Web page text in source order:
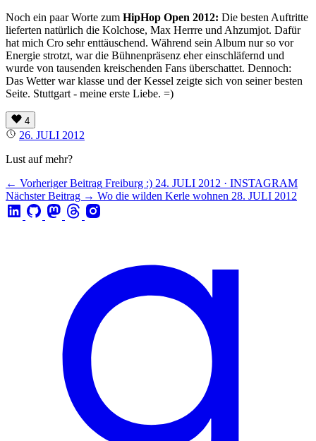
Noch ein paar Worte zum HipHop Open 2012: Die besten Auftritte
lieferten natürlich die Kolchose, Max Herrre und Ahzumjot. Dafür
hat mich Cro sehr enttäuschend. Während sein Album nur so vor
Energie strotzt, war die Bühnenpräsenz eher einschläfernd und
wurde von tausenden kreischenden Fans überschattet. Dennoch:
Das Wetter war klasse und der Kessel zeigte sich von seiner besten
Seite. Stuttgart - meine erste Liebe. =)
4
26. JULI 2012
Lust auf mehr?
← Vorheriger Beitrag Freiburg :) 24. JULI 2012 · INSTAGRAM
Nächster Beitrag → Wo die wilden Kerle wohnen 28. JULI 2012